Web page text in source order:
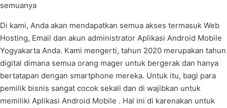
semuanya
Di kami, Anda akan mendapatkan semua akses termasuk Web
Hosting, Email dan akun administrator Aplikasi Android Mobile
Yogyakarta Anda. Kami mengerti, tahun 2020 merupakan tahun
digital dimana semua orang mager untuk bergerak dan hanya
bertatapan dengan smartphone mereka. Untuk itu, bagi para
pemilik bisnis sangat cocok sekali dan di wajibkan untuk
memiliki Aplikasi Android Mobile . Hal ini di karenakan untuk